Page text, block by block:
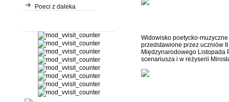
Poeci z daleka
Widowisko poetycko-
przedstawione przez uczniów
Międzynarodowego Listopada
scenariusza i w reżyserii